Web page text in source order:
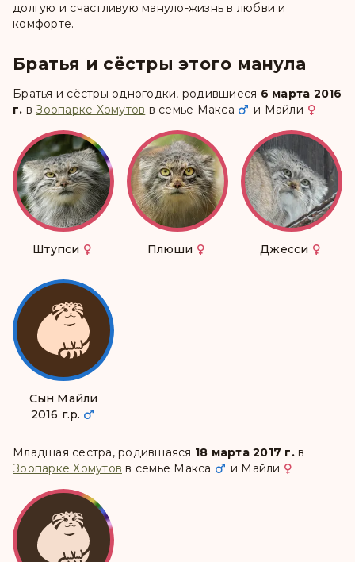
долгую и счастливую мануло-жизнь в любви и
комфорте.
Братья и сёстры этого манула
Братья и сёстры одногодки, родившиеся 6 марта 2016
г. вЗоопарке Хомутов в семье Макса и Майли
Штупси Плюши Джесси
Сын Майли
2016 г.р.
Младшая сестра, родившаяся 18 марта 2017 г.в
Зоопарке Хомутов в семье Макса и Майли